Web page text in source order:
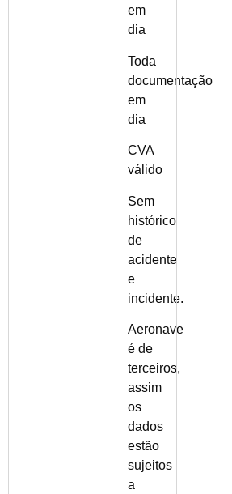
em
dia
Toda
documentação
em
dia
CVA
válido
Sem
histórico
de
acidente
e
incidente.
Aeronave
é de
terceiros,
assim
os
dados
estão
sujeitos
a